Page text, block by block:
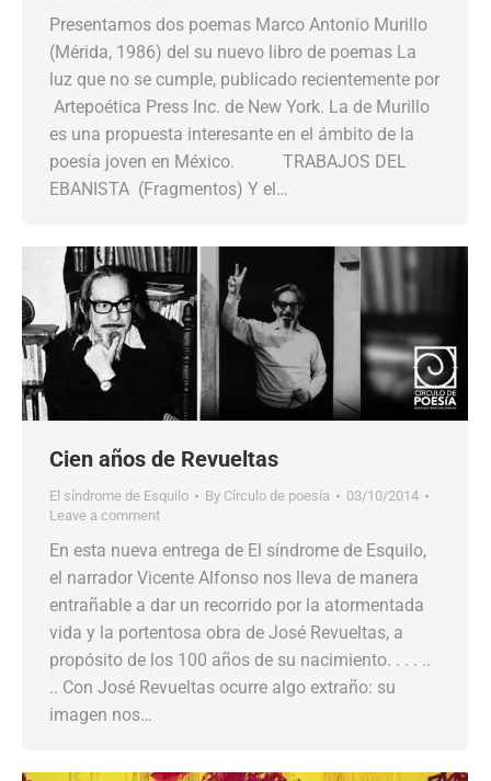
Presentamos dos poemas Marco Antonio Murillo
(Mérida, 1986) del su nuevo libro de poemas La
luz que no se cumple, publicado recientemente por
Artepoética Press Inc. de New York. La de Murillo
es una propuesta interesante en el ámbito de la
poesía joven en México. TRABAJOS DEL
EBANISTA (Fragmentos) Y el…
Cien años de Revueltas
El síndrome de Esquilo By Círculo de poesía
03/10/2014
Leave a comment
En esta nueva entrega de El síndrome de Esquilo,
el narrador Vicente Alfonso nos lleva de manera
entrañable a dar un recorrido por la atormentada
vida y la portentosa obra de José Revueltas, a
propósito de los 100 años de su nacimiento. . . . ..
.. Con José Revueltas ocurre algo extraño: su
imagen nos…